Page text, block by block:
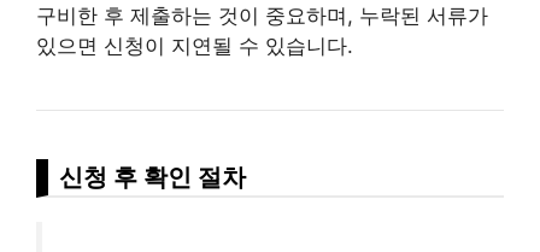
구비한 후 제출하는 것이 중요하며, 누락된 서류가
있으면 신청이 지연될 수 있습니다.
신청 후 확인 절차